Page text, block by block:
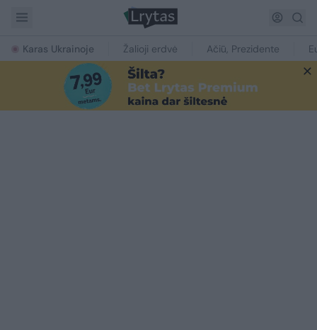
Karas Ukrainoje Žalioji erdvė Ačiū, Prezidente